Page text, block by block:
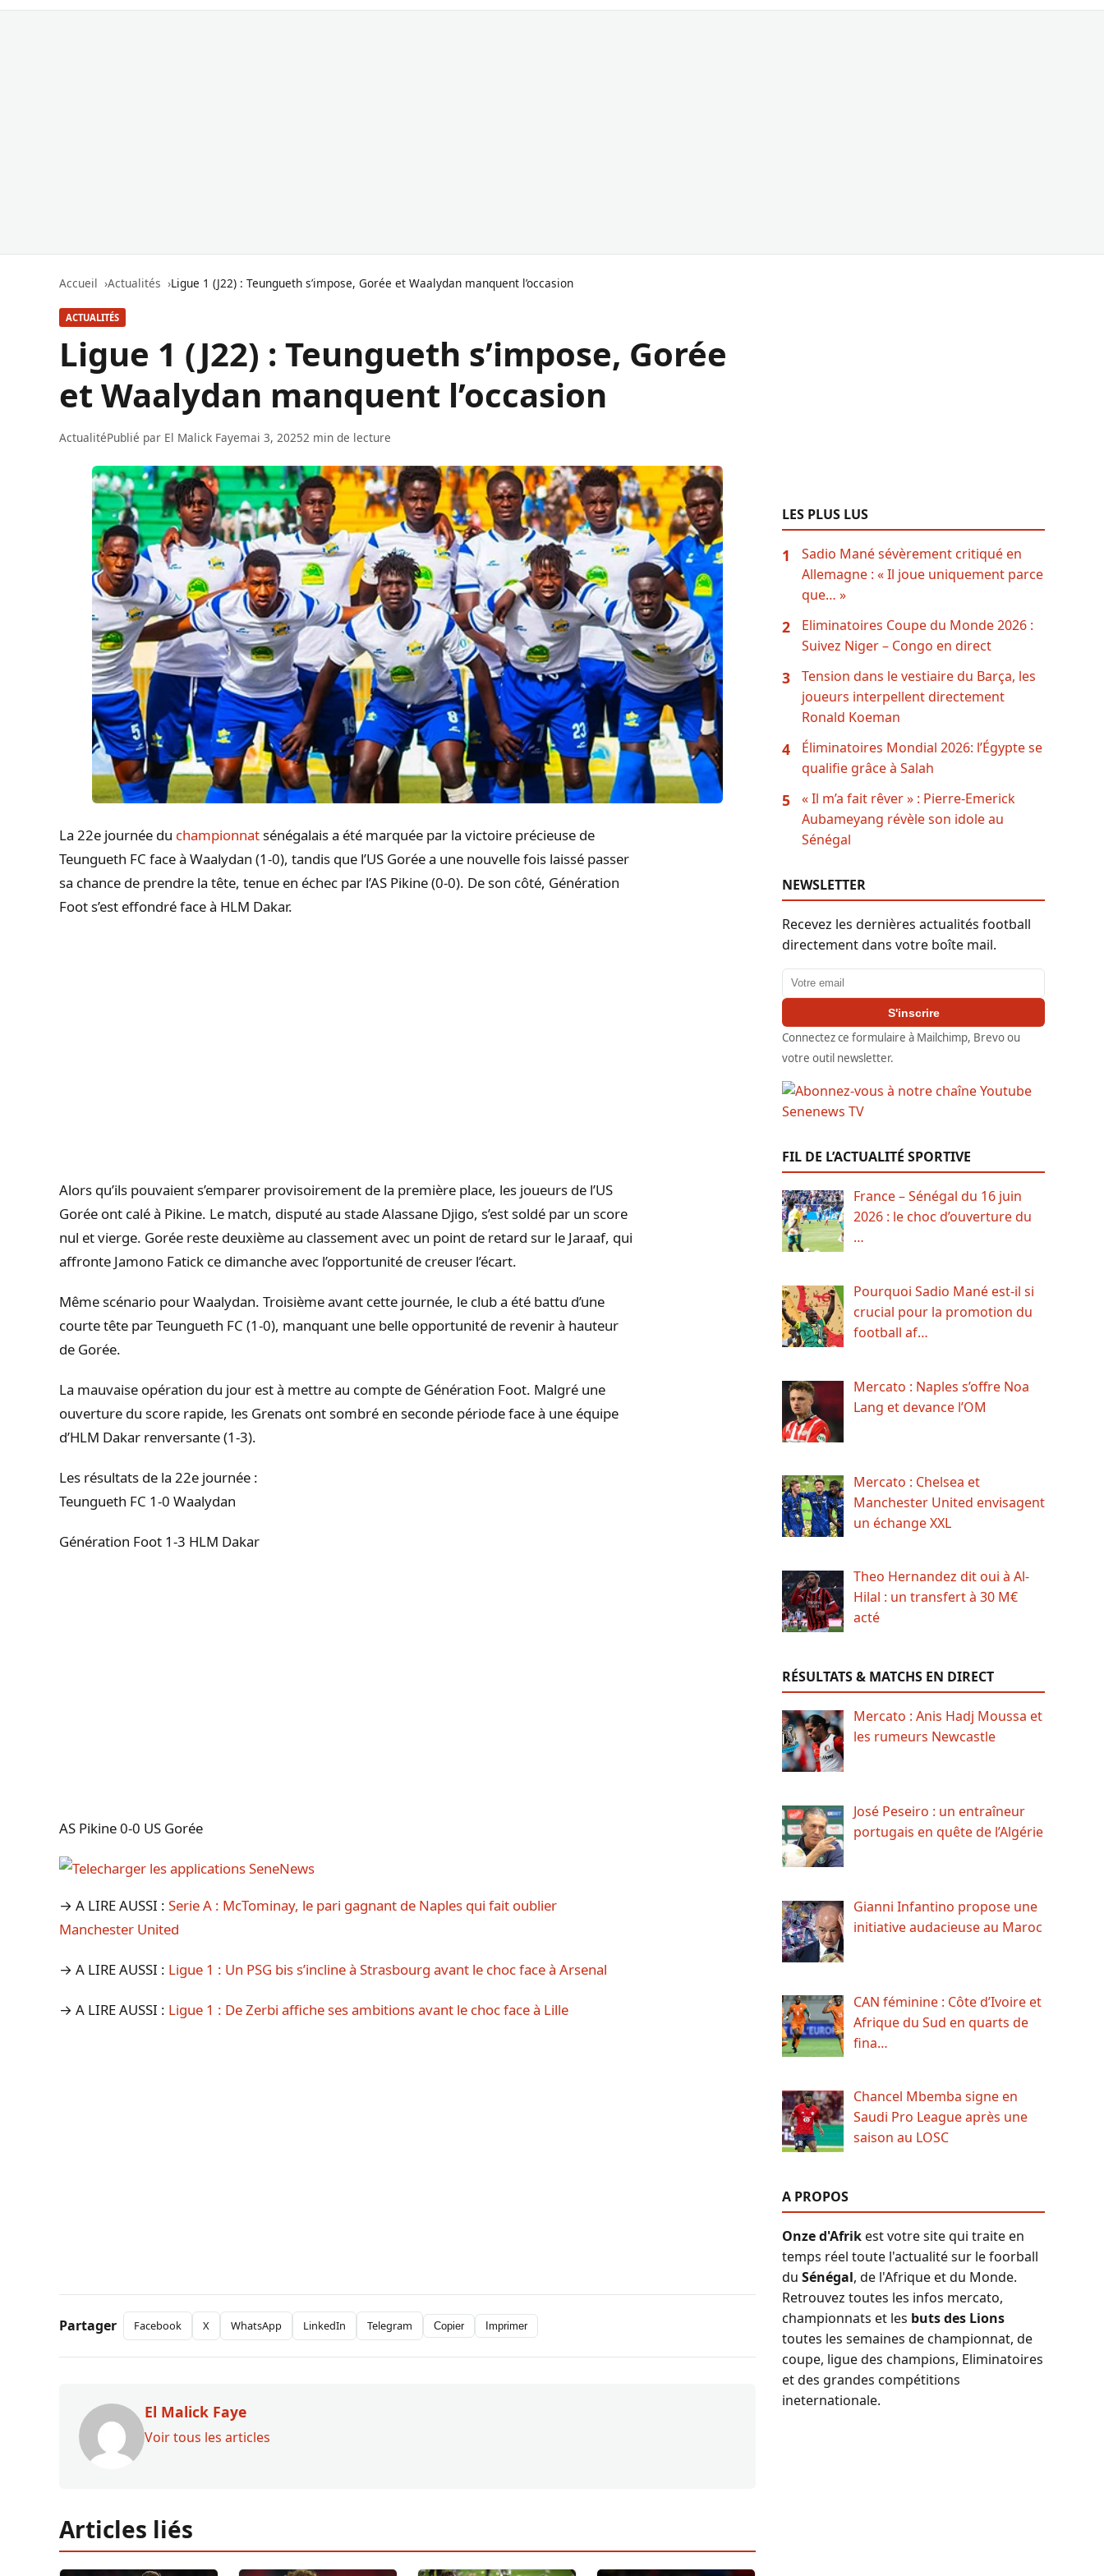
Accueil Actualités Ligue 1 (J22) : Teungueth s’impose, Gorée et Waalydan manquent l’occasion
ACTUALITÉS
Ligue 1 (J22) : Teungueth s’impose, Gorée
et Waalydan manquent l’occasion
ActualitéPublié par El Malick Fayemai 3, 20252 min de lecture
La 22e journée du championnatsénégalais a été marquée par la victoire précieuse de
Teungueth FC face à Waalydan (1-0), tandis que l’US Gorée a une nouvelle fois laissé passer
sa chance de prendre la tête, tenue en échec par l’AS Pikine (0-0). De son côté, Génération
Foot s’est effondré face à HLM Dakar.
Alors qu’ils pouvaient s’emparer provisoirement de la première place, les joueurs de l’US
Gorée ont calé à Pikine. Le match, disputé au stade Alassane Djigo, s’est soldé par un score
nul et vierge. Gorée reste deuxième au classement avec un point de retard sur le Jaraaf, qui
affronte Jamono Fatick ce dimanche avec l’opportunité de creuser l’écart.
Même scénario pour Waalydan. Troisième avant cette journée, le club a été battu d’une
courte tête par Teungueth FC (1-0), manquant une belle opportunité de revenir à hauteur
de Gorée.
La mauvaise opération du jour est à mettre au compte de Génération Foot. Malgré une
ouverture du score rapide, les Grenats ont sombré en seconde période face à une équipe
d’HLM Dakar renversante (1-3).
Les résultats de la 22e journée :
Teungueth FC 1-0 Waalydan
Génération Foot 1-3 HLM Dakar
AS Pikine 0-0 US Gorée
→ A LIRE AUSSI : Serie A : McTominay, le pari gagnant de Naples qui fait oublier
Manchester United
→ A LIRE AUSSI : Ligue 1 : Un PSG bis s’incline à Strasbourg avant le choc face à Arsenal
→ A LIRE AUSSI : Ligue 1 : De Zerbi affiche ses ambitions avant le choc face à Lille
Partager Facebook X WhatsApp LinkedIn Telegram Copier Imprimer
El Malick Faye
Voir tous les articles
Articles liés
LES PLUS LUS
1
Sadio Mané sévèrement critiqué en
Allemagne : « Il joue uniquement parce
que… »
2
Eliminatoires Coupe du Monde 2026 :
Suivez Niger – Congo en direct
3
Tension dans le vestiaire du Barça, les
joueurs interpellent directement
Ronald Koeman
4
Éliminatoires Mondial 2026: l’Égypte se
qualifie grâce à Salah
5
« Il m’a fait rêver » : Pierre-Emerick
Aubameyang révèle son idole au
Sénégal
NEWSLETTER
Recevez les dernières actualités football
directement dans votre boîte mail.
Adresse email
S'inscrire
Connectez ce formulaire à Mailchimp, Brevo ou
votre outil newsletter.
FIL DE L’ACTUALITÉ SPORTIVE
France – Sénégal du 16 juin
2026 : le choc d’ouverture du
…
Pourquoi Sadio Mané est-il si
crucial pour la promotion du
football af…
Mercato : Naples s’offre Noa
Lang et devance l’OM
Mercato : Chelsea et
Manchester United envisagent
un échange XXL
Theo Hernandez dit oui à Al-
Hilal : un transfert à 30 M€
acté
RÉSULTATS & MATCHS EN DIRECT
Mercato : Anis Hadj Moussa et
les rumeurs Newcastle
José Peseiro : un entraîneur
portugais en quête de l’Algérie
Gianni Infantino propose une
initiative audacieuse au Maroc
CAN féminine : Côte d’Ivoire et
Afrique du Sud en quarts de
fina…
Chancel Mbemba signe en
Saudi Pro League après une
saison au LOSC
A PROPOS
Onze d'Afrikest votre site qui traite en
temps réel toute l'actualité sur le foorball
du Sénégal, de l'Afrique et du Monde.
Retrouvez toutes les infos mercato,
championnats et les buts des Lions
toutes les semaines de championnat, de
coupe, ligue des champions, Eliminatoires
et des grandes compétitions
ineternationale.